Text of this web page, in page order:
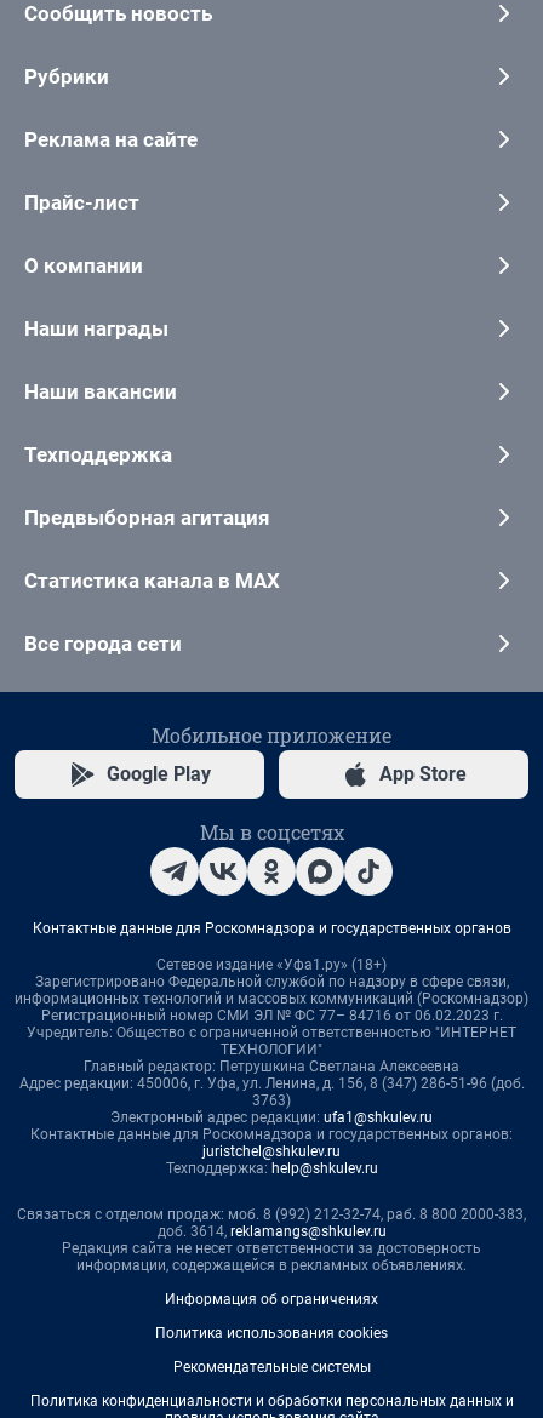
Сообщить новость
Рубрики
Реклама на сайте
Прайс-лист
О компании
Наши награды
Наши вакансии
Техподдержка
Предвыборная агитация
Статистика канала в MAX
Все города сети
Мобильное приложение
Google Play App Store
Мы в соцсетях
Контактные данные для Роскомнадзора и государственных органов
Сетевое издание «Уфа1.ру» (18+)
Зарегистрировано Федеральной службой по надзору в сфере связи,
информационных технологий и массовых коммуникаций (Роскомнадзор)
Регистрационный номер СМИ ЭЛ № ФС 77– 84716 от 06.02.2023 г.
Учредитель: Общество с ограниченной ответственностью "ИНТЕРНЕТ
ТЕХНОЛОГИИ"
Главный редактор: Петрушкина Светлана Алексеевна
Адрес редакции: 450006, г. Уфа, ул. Ленина, д. 156, 8 (347) 286-51-96 (доб.
3763)
Электронный адрес редакции: ufa1@shkulev.ru
Контактные данные для Роскомнадзора и государственных органов:
juristchel@shkulev.ru
Техподдержка: help@shkulev.ru
Связаться с отделом продаж: моб. 8 (992) 212-32-74, раб. 8 800 2000-383,
доб. 3614, reklamangs@shkulev.ru
Редакция сайта не несет ответственности за достоверность
информации, содержащейся в рекламных объявлениях.
Информация об ограничениях
Политика использования cookies
Рекомендательные системы
Политика конфиденциальности и обработки персональных данных и